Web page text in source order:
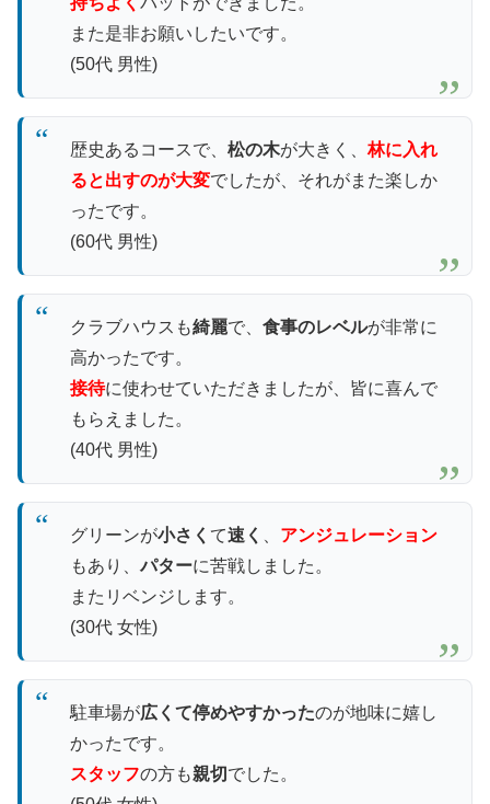
また是非お願いしたいです。
(50代 男性)
歴史あるコースで、 松の木が大きく、林に入れ
ると出すのが大変でしたが、それがまた楽しか
ったです。
(60代 男性)
クラブハウスも綺麗で、 食事のレベルが非常に
高かったです。
接待に使わせていただきましたが、皆に喜んで
もらえました。
(40代 男性)
グリーンが小さく て速く
アンジュレーション
もあり、パターに苦戦しました。
またリベンジします。
(30代 女性)
駐車場が広くて停めやすかったのが地味に嬉し
かったです。
スタッフの方も親切 でした。